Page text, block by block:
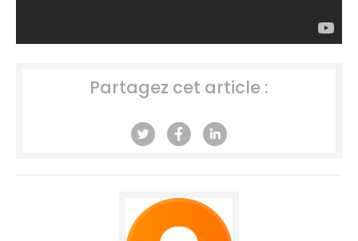
Partagez cet article :